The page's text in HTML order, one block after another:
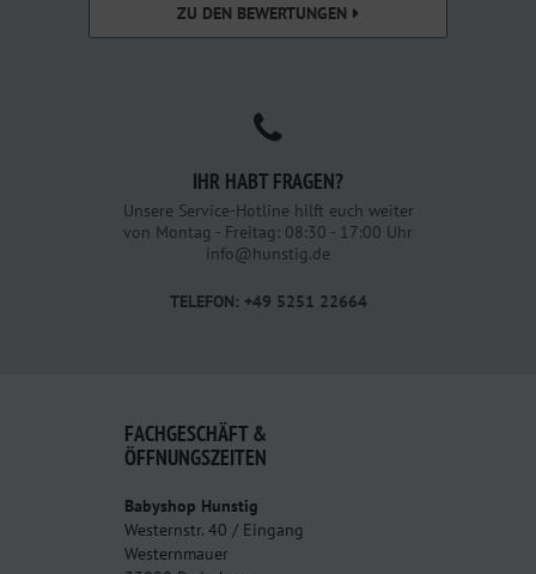
ZU DEN BEWERTUNGEN
IHR HABT FRAGEN?
Unsere Service-Hotline hilft euch weiter
von Montag - Freitag: 08:30 - 17:00 Uhr
info@hunstig.de
TELEFON: +49 5251 22664
FACHGESCHÄFT &
ÖFFNUNGSZEITEN
Babyshop Hunstig
Westernstr. 40 / Eingang
Westernmauer